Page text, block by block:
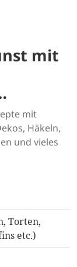
mit
mit
Häkeln,
und vieles
Torten,
etc.)